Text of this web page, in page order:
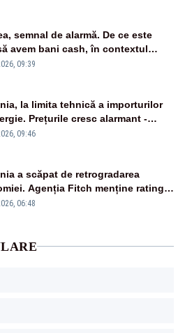
semnal de alarmă. De ce este
avem bani cash, în contextul
energetice?
09:39
la limita tehnică a importurilor
Prețurile cresc alarmant -
Realitatea Plus
09:46
a scăpat de retrogradarea
Agenția Fitch menține ratingul
” cu perspectivă negativă
06:48